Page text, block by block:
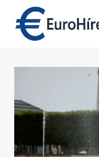
content